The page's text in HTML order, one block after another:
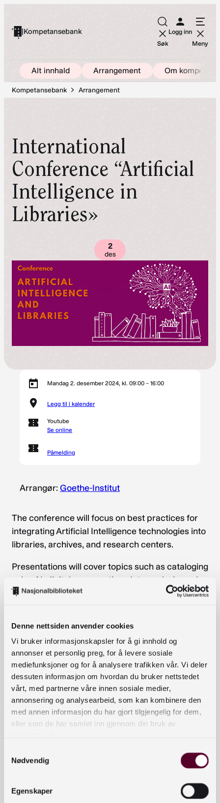
Denne nettsiden anvender cookies
Vi bruker informasjonskapsler for å gi innhold og
annonser et personlig preg, for å levere sosiale
mediefunksjoner og for å analysere trafikken vår. Vi deler
dessuten informasjon om hvordan du bruker nettstedet
vårt, med partnerne våre innen sosiale medier,
annonsering og analysearbeid, som kan kombinere den
med annen informasjon du har gjort tilgjengelig for dem,
eller som de har samlet inn gjennom din bruk av
Nødvendig
Egenskaper
innhold
|Kompetansebank
Søk
Logg inn
Meny
Alt innhald Arrangement Om
Kompetansebank Arrangement
International
Conference “Artificial
Intelligence in
Libraries»
2
des
Mandag 2. desember 2024, kl. 09:00 – 16:00
Legg til i kalender
Youtube
Se online
Påmelding
Arrangør:Goethe-Institut
The conference will focus on best practices for
integrating Artificial Intelligence technologies into
libraries, archives, and research centers.
Presentations will cover topics such as cataloging
using AI, digital preservation, data analysis, and
service personalization, offering substantial
Participants will have the opportunity to engage
with leading experts from Germany, Spain,
Norway, the United Kingdom, and Greece and
exchange ideas on how Artificial Intelligence can
enhance workflows and contribute to the evolving
role of libraries in the digital age.
Useful Information:
– Participation is free but a separate pre-
– Livestreaming in real time will be possible.
– The presentations will be publicly available on